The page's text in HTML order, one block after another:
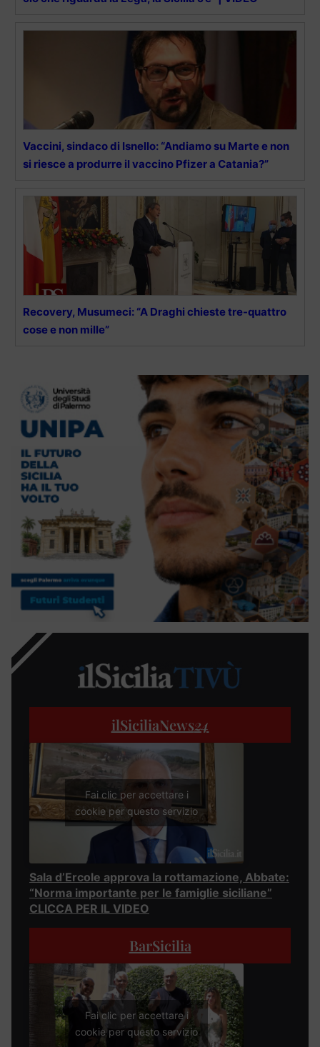
Vaccini, sindaco di Isnello: “Andiamo su Marte e non
si riesce a produrre il vaccino Pfizer a Catania?”
Recovery, Musumeci: “A Draghi chieste tre-quattro
cose e non mille”
ilSiciliaNews24
Fai clic per accettare i
cookie per questo servizio
Sala d’Ercole approva la rottamazione, Abbate:
“Norma importante per le famiglie siciliane”
CLICCA PER IL VIDEO
BarSicilia
Fai clic per accettare i
cookie per questo servizio